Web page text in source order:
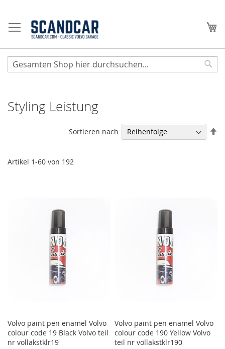
Inhalt
springen
Styling Leistung
Artikel 1-60 von 192
Sortieren nach
Volvo paint pen enamel Volvo
colour code 19 Black Volvo teil
nr vollakstklr19
Volvo paint pen enamel Volvo
colour code 190 Yellow Volvo
teil nr vollakstklr190